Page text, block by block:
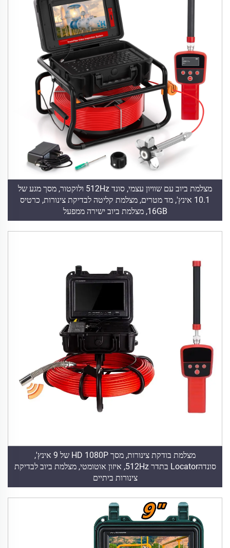
מצלמת ביוב עם שוויון עצמי, סונד 512Hz ולוקטור, מסך מגע של
10.1 אינץ', מד מטרים, מצלמת קליטה לבדיקת צינורות, כרטיס
16GB, מצלמת ביוב ישירה ממפעל
מצלמת בודקת צינורות, מסך HD 1080P של 9 אינץ',
סונדהLocator בתדר 512Hz, איזון אוטומטי, מצלמת ביוב לבדיקת
צינורות ביתיים